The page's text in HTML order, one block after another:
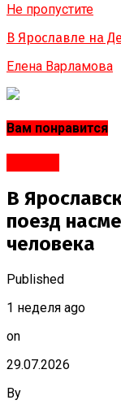
Не пропустите
В Ярославле на
Елена Варламова
Вам понравится
В
поезд
человека
Published
1 неделя ago
on
29.07.2026
By